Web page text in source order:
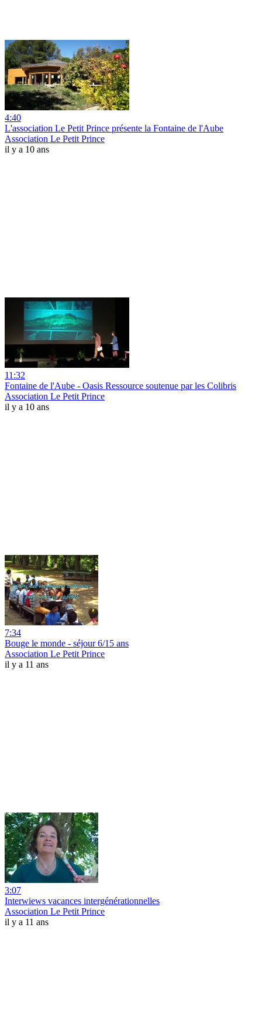
4:40
L'association Le Petit Prince présente la Fontaine de l'Aube
Association Le Petit Prince
il y a 10 ans
11:32
Fontaine de l'Aube - Oasis Ressource soutenue par les Colibris
Association Le Petit Prince
il y a 10 ans
7:34
Bouge le monde - séjour 6/15 ans
Association Le Petit Prince
il y a 11 ans
3:07
Interwiews vacances intergénérationnelles
Association Le Petit Prince
il y a 11 ans